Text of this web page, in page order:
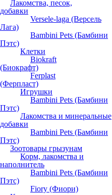
Лакомства, песок,
добавки
Versele-laga (Версель
Лага)
Bambini Pets (Бамбини
Пэтс)
Клетки
Biokraft
(Биокрафт)
Ferplast
(Ферпласт)
Игрушки
Bambini Pets (Бамбини
Пэтс)
Лакомства и минеральные
добавки
Bambini Pets (Бамбини
Пэтс)
Зоотовары грызунам
Корм, лакомства и
наполнитель
Bambini Pets (Бамбини
Пэтс)
Fiory (Фиори)